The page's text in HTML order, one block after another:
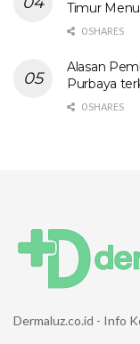
Timur
0 SHARES
Alasan
Purbaya
0 SHARES
Dermaluz.co.id - Info